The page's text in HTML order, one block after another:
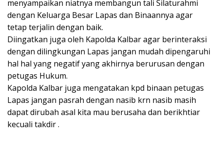
menyampaikan niatnya membangun tali Silaturahmi
dengan Keluarga Besar Lapas dan Binaannya agar
tetap terjalin dengan baik.
Diingatkan juga oleh Kapolda Kalbar agar berinteraksi
dengan dilingkungan Lapas jangan mudah dipengaruhi
hal hal yang negatif yang akhirnya berurusan dengan
petugas Hukum.
Kapolda Kalbar juga mengatakan kpd binaan petugas
Lapas jangan pasrah dengan nasib krn nasib masih
dapat dirubah asal kita mau berusaha dan berikhtiar
kecuali takdir .